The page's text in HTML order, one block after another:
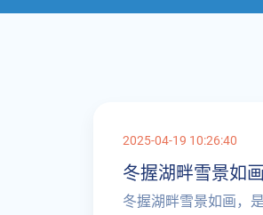
2025-04-19 10:26:40
冬握湖畔雪景如
冬握湖畔雪景如画，